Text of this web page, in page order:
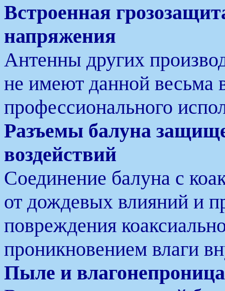
Встроенная
напряжения
Антенны других
не имеют данной весьма
профессионального
Разъемы балуна
воздействий
Соединение балуна с
от дождевых влияний и
повреждения
проникновением влаги
Пыле и